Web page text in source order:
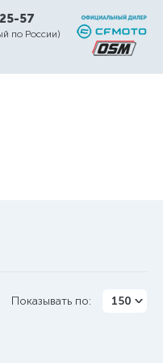
57
по России)
Показывать по: 150